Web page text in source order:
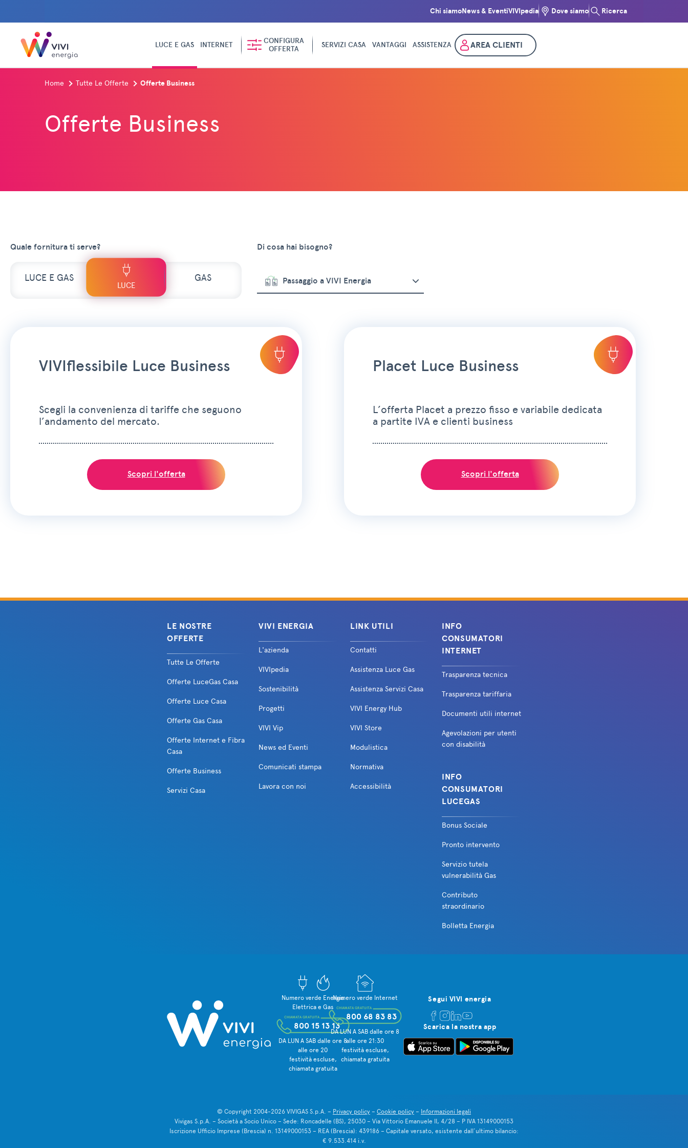
Chi siamoNews & EventiVIVIpedia Dove siamo Ricerca
LUCE E GAS INTERNET
CONFIGURA
OFFERTA
SERVIZI CASA VANTAGGI ASSISTENZA AREA CLIENTI
Home Tutte Le Offerte Offerte Business
Offerte Business
Quale fornitura ti serve?
LUCE E GAS
LUCE
GAS
Di cosa hai bisogno?
Passaggio a VIVI Energia
VIVIflessibile Luce Business
Scegli la convenienza di tariffe che seguono
l’andamento del mercato.
Scopri l'offerta
Placet Luce Business
L’offerta Placet a prezzo fisso e variabile dedicata
a partite IVA e clienti business
Scopri l'offerta
LE NOSTRE
OFFERTE
Tutte Le Offerte
Offerte LuceGas Casa
Offerte Luce Casa
Offerte Gas Casa
Offerte Internet e Fibra
Casa
Offerte Business
Servizi Casa
VIVI ENERGIA
L'azienda
VIVIpedia
Sostenibilità
Progetti
VIVI Vip
News ed Eventi
Comunicati stampa
Lavora con noi
LINK UTILI
Contatti
Assistenza Luce Gas
Assistenza Servizi Casa
VIVI Energy Hub
VIVI Store
Modulistica
Normativa
Accessibilità
INFO
CONSUMATORI
INTERNET
Trasparenza tecnica
Trasparenza tariffaria
Documenti utili internet
Agevolazioni per utenti
con disabilità
INFO
CONSUMATORI
LUCEGAS
Bonus Sociale
Pronto intervento
Servizio tutela
vulnerabilità Gas
Contributo
straordinario
Bolletta Energia
Numero verde Energia
Elettrica e Gas
800 15 13 13
CHIAMATA GRATUITA
DA LUN A SAB dalle ore 8
alle ore 20
festività escluse,
chiamata gratuita
Numero verde Internet
800 68 83 83
CHIAMATA GRATUITA
DA LUN A SAB dalle ore 8
alle ore 21:30
festività escluse,
chiamata gratuita
Segui VIVI energia
Scarica la nostra app
© Copyright 2004-2026 VIVIGAS S.p.A. – Privacy policy – Cookie policy – Informazioni legali
Vivigas S.p.A. – Società a Socio Unico – Sede: Roncadelle (BS), 25030 – Via Vittorio Emanuele II, 4/28 – P IVA 13149000153
Iscrizione Ufficio Imprese (Brescia) n. 13149000153 – REA (Brescia): 439186 – Capitale versato, esistente dall’ultimo bilancio:
€ 9.533.414 i.v.